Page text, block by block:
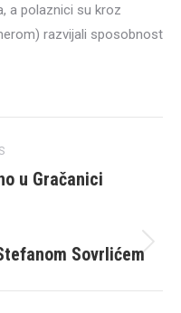
a polaznici su kroz
razvijali sposobnost
u Gračanici
Sovrlićem